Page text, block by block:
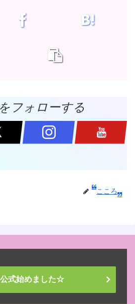
フォローする
こころ
式始めました☆